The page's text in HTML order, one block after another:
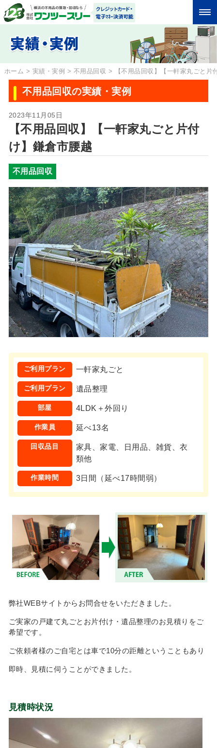
ホーム > 実績・実例 > 不用品回収 > 【不用品回収】【一軒家丸ごと片
不用品回収の実績・実例
2023年11月05日
【不用品回収】【一軒家丸ごと片付
け】鎌倉市腰越
不用品回収
ご利用プラン 一軒家丸ごと
ご利用プラン 遺品整理
部屋 4LDK＋外回り
作業員 延べ13名
回収品目
家具、家電、日用品、雑貨、衣
類他
作業時間 3日間（延べ17時間弱）
弊社WEBサイトからお問合せをいただきました。
ご実家の戸建て丸ごとお片付け・遺品整理のお見積りをご
希望です。
ご依頼者様のご自宅とは車で10分の距離ということもあり
即時、見積に伺うことができました。
見積時状況